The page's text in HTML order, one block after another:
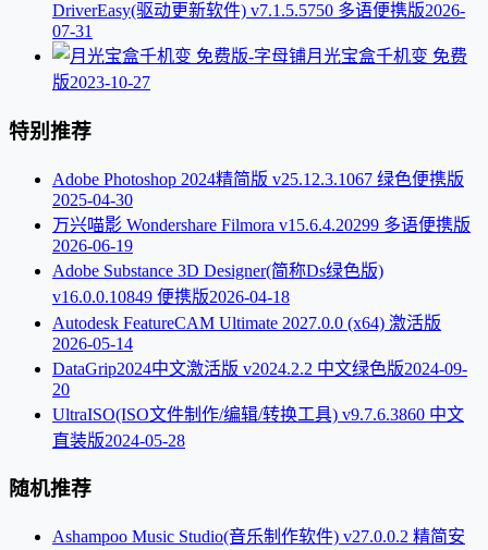
DriverEasy(驱动更新软件) v7.1.5.5750 多语便携版2026-
07-31
月光宝盒千机变 免费
版2023-10-27
特别推荐
Adobe Photoshop 2024精简版 v25.12.3.1067 绿色便携版
2025-04-30
万兴喵影 Wondershare Filmora v15.6.4.20299 多语便携版
2026-06-19
Adobe Substance 3D Designer(简称Ds绿色版)
v16.0.0.10849 便携版2026-04-18
Autodesk FeatureCAM Ultimate 2027.0.0 (x64) 激活版
2026-05-14
DataGrip2024中文激活版 v2024.2.2 中文绿色版2024-09-
20
UltraISO(ISO文件制作/编辑/转换工具) v9.7.6.3860 中文
直装版2024-05-28
随机推荐
Ashampoo Music Studio(音乐制作软件) v27.0.0.2 精简安